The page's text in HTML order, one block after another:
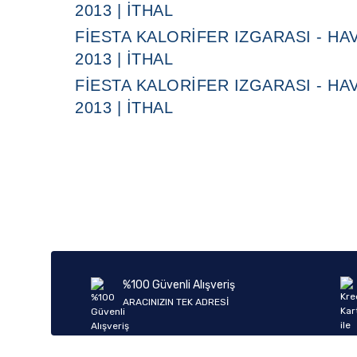
2013 | İTHAL
FIESTA KALORIFER IZGARASI -
2013 | İTHAL
FIESTA KALORIFER IZGARASI -
2013 | İTHAL
%100 Güvenli Alışveriş
ARACINIZIN TEK ADRESİ